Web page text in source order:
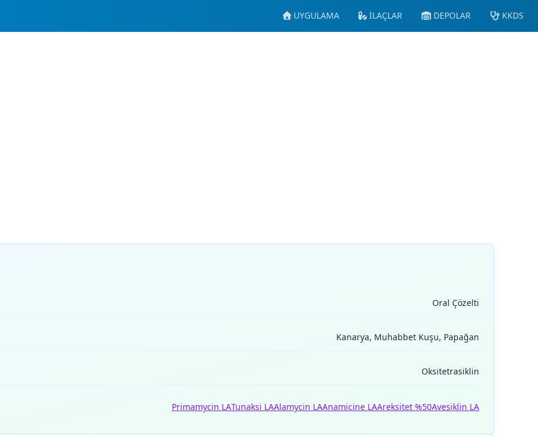
UYGULAMA İLAÇLAR DEPOLAR KKDS
Oral Çözelti
Kanarya, Muhabbet Kuşu, Papağan
Oksitetrasiklin
Primamycin LATunaksi LAAlamycin LAAnamicine LAAreksitet %50Avesiklin LA